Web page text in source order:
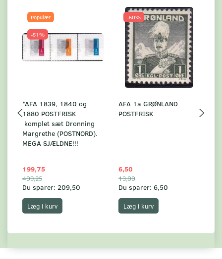
Populær
-51%
*AFA 1839, 1840 og
1880 POSTFRISK
komplet sæt Dronning
Margrethe (POSTNORD).
MEGA SJÆLDNE!!!
199,75
409,25
Du sparer: 209,50
Læg i kurv
-50%
AFA 1a GRØNLAND
POSTFRISK
6,50
13,00
Du sparer: 6,50
Læg i kurv